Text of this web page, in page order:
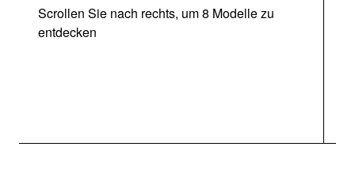
Scrollen Sie nach rechts, um 8 Modelle zu
entdecken